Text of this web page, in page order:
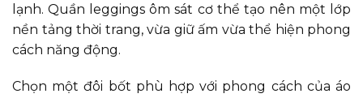
lạnh. Quần leggings ôm sát cơ thể tạo nên một lớp
nền tảng thời trang, vừa giữ ấm vừa thể hiện phong
cách năng động.
Chọn một đôi bốt phù hợp với phong cách của áo